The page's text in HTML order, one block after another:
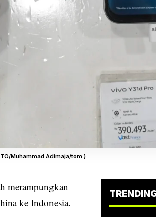
Muhammad Adimaja/tom.)
merampungkan
ke Indonesia.